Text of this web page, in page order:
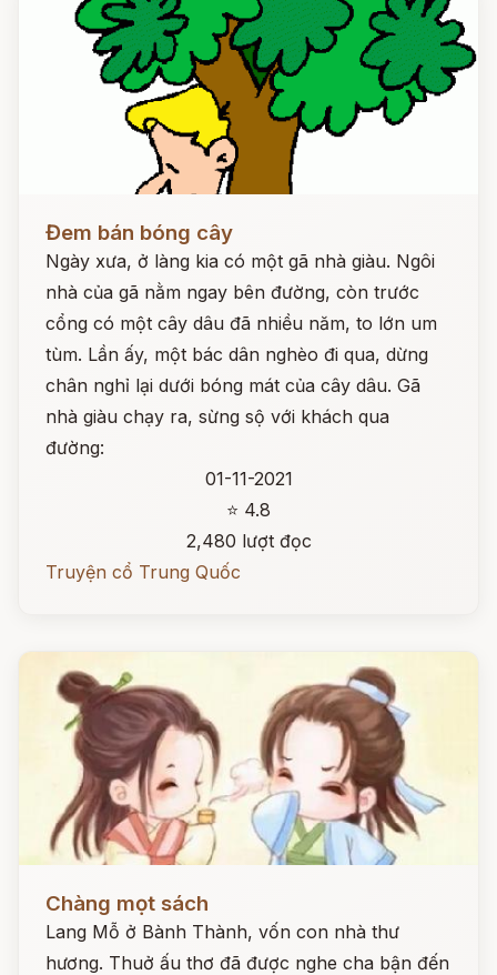
Đem bán bóng cây
Ngày xưa, ở làng kia có một gã nhà giàu. Ngôi
nhà của gã nằm ngay bên đường, còn trước
cổng có một cây dâu đã nhiều năm, to lớn um
tùm. Lần ấy, một bác dân nghèo đi qua, dừng
chân nghỉ lại dưới bóng mát của cây dâu. Gã
nhà giàu chạy ra, sừng sộ với khách qua
đường:
01-11-2021
⭐ 4.8
2,480 lượt đọc
Truyện cổ Trung Quốc
Chàng mọt sách
Lang Mỗ ở Bành Thành, vốn con nhà thư
hương. Thuở ấu thơ đã được nghe cha bận đến